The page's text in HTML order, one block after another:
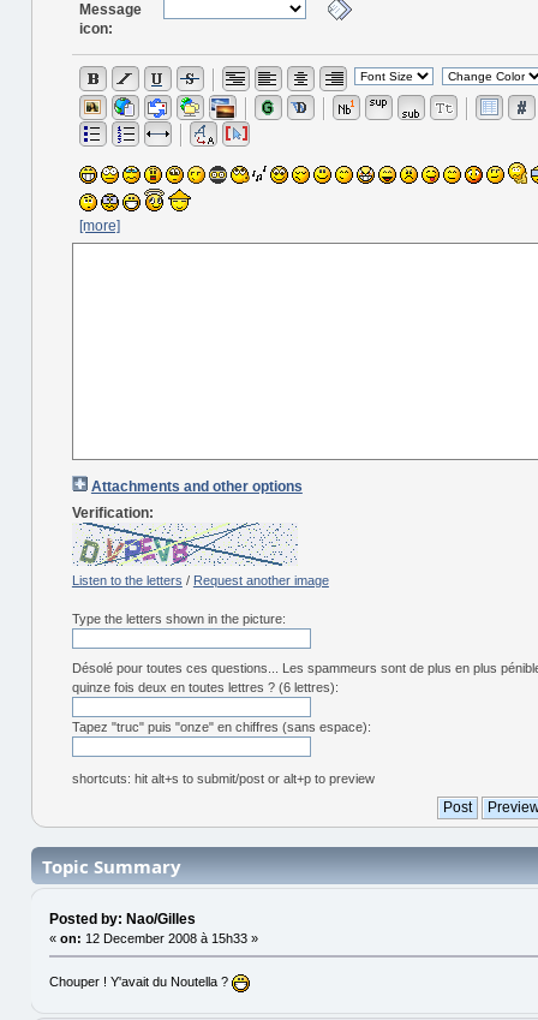
Message
icon:
[more]
Attachments and other options
Verification:
Listen to the letters / Request another image
Type the letters shown in the picture:
Désolé pour toutes ces questions... Les spammeurs sont de plus en plus
quinze fois deux en toutes lettres ? (6 lettres):
Tapez "truc" puis "onze" en chiffres (sans espace):
shortcuts: hit alt+s to submit/post or alt+p to preview
Topic Summary
Posted by: Nao/Gilles
« on: 12 December 2008 à 15h33 »
Chouper ! Y'avait du Noutella ?